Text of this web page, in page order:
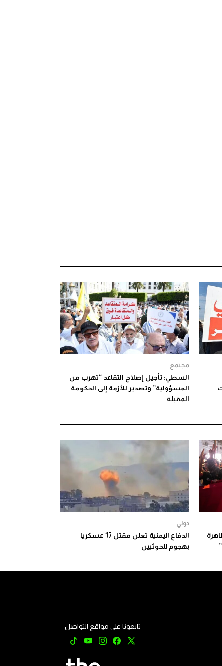
مجتمع
السطي: تأجيل إصلاح التقاعد “تهرب من
المسؤولية” وتصدير للأزمة إلى الحكومة
المقبلة
دولي
الدفاع اليمنية تعلن مقتل 17 عسكريا
بهجوم للحوثيين
تابعونا على مواقع التواصل